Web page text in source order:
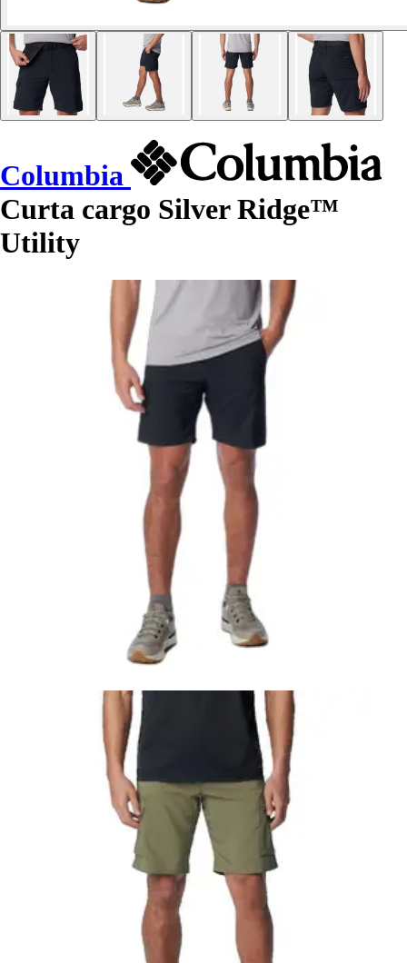
Columbia
Curta cargo Silver Ridge™
Utility